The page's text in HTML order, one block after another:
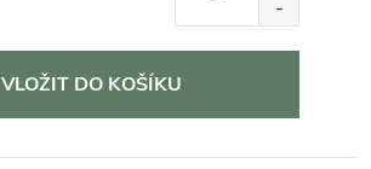
VLOŽIT DO KOŠÍKU